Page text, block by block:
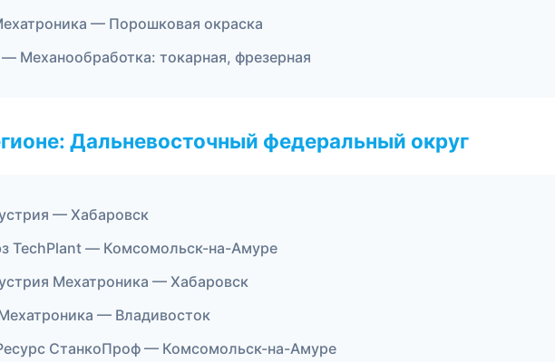
— Порошковая окраска
Механообработка: токарная, фрезерная
Дальневосточный федеральный округ
— Хабаровск
TechPlant — Комсомольск-на-Амуре
Мехатроника — Хабаровск
— Владивосток
СтанкоПроф — Комсомольск-на-Амуре